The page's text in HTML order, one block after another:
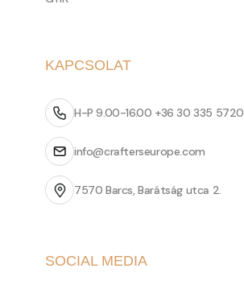
KAPCSOLAT
H-P 9.00-16.00 +36 30 335 5720
info@crafterseurope.com
7570 Barcs, Barátság utca 2.
SOCIAL MEDIA